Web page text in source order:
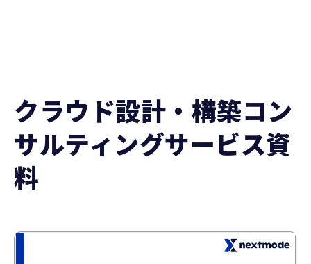
クラウド設計・構築コン
サルティングサービス資
料